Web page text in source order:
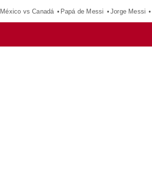
México vs Canadá Papá de Messi Jorge Messi